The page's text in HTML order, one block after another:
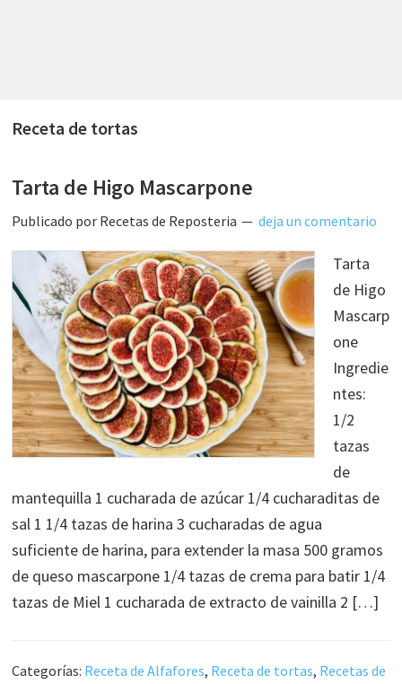
Receta de tortas
Tarta de Higo Mascarpone
Publicado por Recetas de Reposteria deja un comentario
Tarta
de Higo
Mascarp
one
Ingredie
ntes:
1/2
tazas
de
mantequilla 1 cucharada de azúcar 1/4 cucharaditas de
sal 1 1/4 tazas de harina 3 cucharadas de agua
suficiente de harina, para extender la masa 500 gramos
de queso mascarpone 1/4 tazas de crema para batir 1/4
tazas de Miel 1 cucharada de extracto de vainilla 2 […]
Categorías: Receta de Alfafores, Receta de tortas, Recetas de